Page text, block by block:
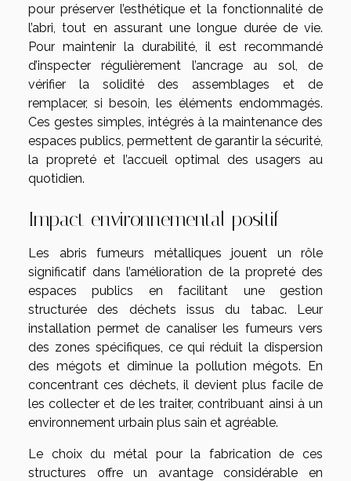
pour préserver l’esthétique et la fonctionnalité de
l’abri, tout en assurant une longue durée de vie.
Pour maintenir la durabilité, il est recommandé
d’inspecter régulièrement l’ancrage au sol, de
vérifier la solidité des assemblages et de
remplacer, si besoin, les éléments endommagés.
Ces gestes simples, intégrés à la maintenance des
espaces publics, permettent de garantir la sécurité,
la propreté et l’accueil optimal des usagers au
quotidien.
Impact environnemental positif
Les abris fumeurs métalliques jouent un rôle
significatif dans l’amélioration de la propreté des
espaces publics en facilitant une gestion
structurée des déchets issus du tabac. Leur
installation permet de canaliser les fumeurs vers
des zones spécifiques, ce qui réduit la dispersion
des mégots et diminue la pollution mégots. En
concentrant ces déchets, il devient plus facile de
les collecter et de les traiter, contribuant ainsi à un
environnement urbain plus sain et agréable.
Le choix du métal pour la fabrication de ces
structures offre un avantage considérable en